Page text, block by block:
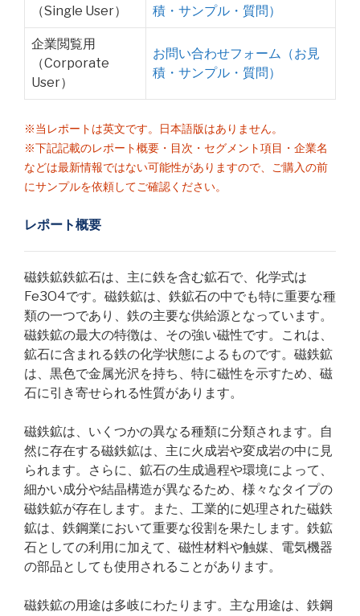
（Single User）
積・サンプル・質問）
企業閲覧用
（Corporate
User）
お問い合わせフォーム（お見
積・サンプル・質問）
※当レポートは英文です。日本語版はありません。
※下記記載のレポート概要・目次・セグメント項目・企業名
などは最新情報ではない可能性がありますので、ご購入の前
にサンプルを依頼してご確認ください。
レポート概要
磁鉄鉱鉄鉱石は、主に鉄を含む鉱石で、化学式は
Fe3O4です。磁鉄鉱は、鉄鉱石の中でも特に重要な種
類の一つであり、鉄の主要な供給源となっています。
磁鉄鉱の最大の特徴は、その強い磁性です。これは、
鉱石に含まれる鉄の化学状態によるものです。磁鉄鉱
は、黒色で金属光沢を持ち、特に磁性を示すため、磁
石に引き寄せられる性質があります。
磁鉄鉱は、いくつかの異なる種類に分類されます。自
然に存在する磁鉄鉱は、主に火成岩や変成岩の中に見
られます。さらに、鉱石の生成過程や環境によって、
細かい成分や結晶構造が異なるため、様々なタイプの
磁鉄鉱が存在します。また、工業的に処理された磁鉄
鉱は、鉄鋼業において重要な役割を果たします。鉄鉱
石としての利用に加えて、磁性材料や触媒、電気機器
の部品としても使用されることがあります。
磁鉄鉱の用途は多岐にわたります。主な用途は、鉄鋼